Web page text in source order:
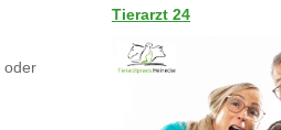
oder
Tierarzt 24